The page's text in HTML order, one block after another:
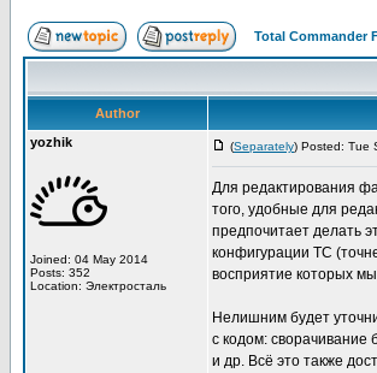
Total Commander
Author
yozhik
Joined: 04 May 2014
Posts: 352
Location: Электросталь
(Separately) Posted: Tue
Для редактирования
того, удобные для
предпочитает делать
конфигурации TC
восприятие которых
Нелишним будет
с кодом: сворачивание
и др. Всё это также